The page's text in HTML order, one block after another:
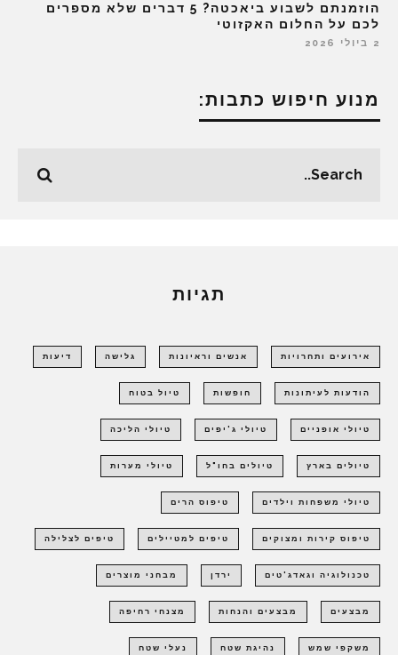
הוזמנתם לשבוע ביאכטה? 5 דברים שלא מספרים
לכם על החלום האקזוטי
2 ביולי 2026
מנוע חיפוש כתבות:
תגיות
אירועים ותחרויות אנשים וראיונות גלישה דיעות
הודעות לעיתונות חופשות טיול בטוח
טיולי אופניים טיולי ג'יפים טיולי הליכה
טיולים בארץ טיולים בחו"ל טיולי מערות
טיולי משפחות וילדים טיפוס הרים
טיפוס קירות ומצוקים טיפים למטיילים טיפים לצלילה
טכנולוגיה וגאדג'טים ירדן מבחני מוצרים
מבצעים מבצעים והנחות מצנחי רחיפה
משקפי שמש נהיגת שטח נעלי שטח